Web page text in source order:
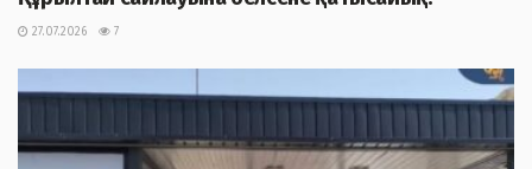
27.07.2026 7